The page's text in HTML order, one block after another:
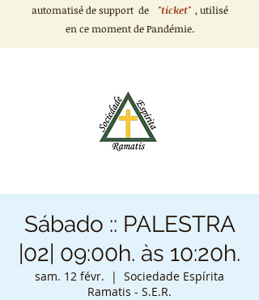
automatisé de support de
"ticket" , utilisé
en ce moment de Pandémie.
Sábado :: PALESTRA
|02| 09:00h. às 10:20h.
sam. 12 févr.
  |
Sociedade Espírita
Ramatis - S.E.R.